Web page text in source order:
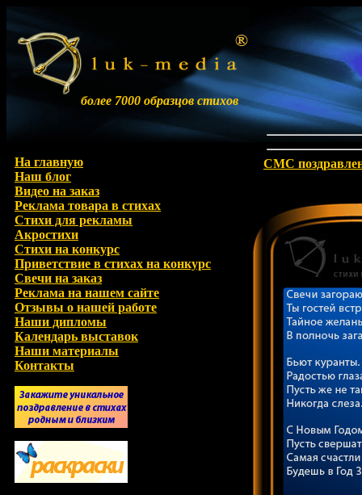
более 7000 образцов стихов
На главную
Наш блог
Видео на заказ
Реклама товара в стихах
Стихи для рекламы
Акростихи
Стихи на конкурс
Приветствие в стихах на конкурс
Свечи на заказ
Реклама на нашем сайте
Отзывы о нашей работе
Наши дипломы
Календарь выставок
Наши материалы
Контакты
СМС